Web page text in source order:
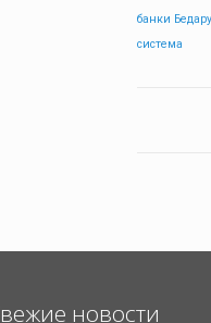
банки
система
новости